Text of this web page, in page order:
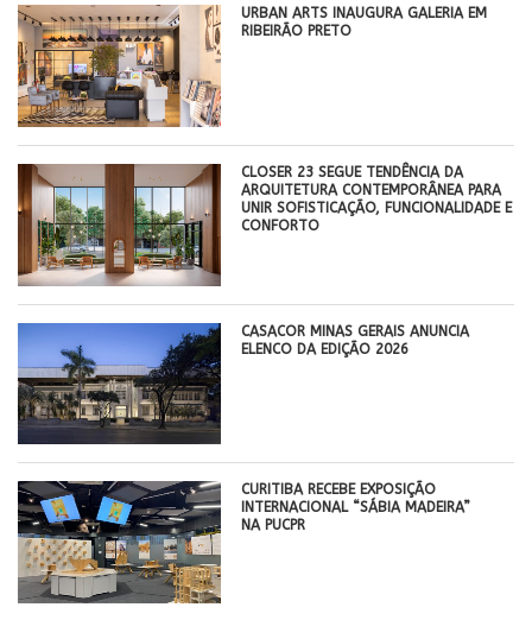
​URBAN ARTS INAUGURA GALERIA EM
RIBEIRÃO PRETO
CLOSER 23 SEGUE TENDÊNCIA DA
ARQUITETURA CONTEMPORÂNEA PARA
UNIR SOFISTICAÇÃO, FUNCIONALIDADE E
CONFORTO
CASACOR MINAS GERAIS ANUNCIA
ELENCO DA EDIÇÃO 2026
CURITIBA RECEBE EXPOSIÇÃO
INTERNACIONAL “SÁBIA MADEIRA”
NA PUCPR